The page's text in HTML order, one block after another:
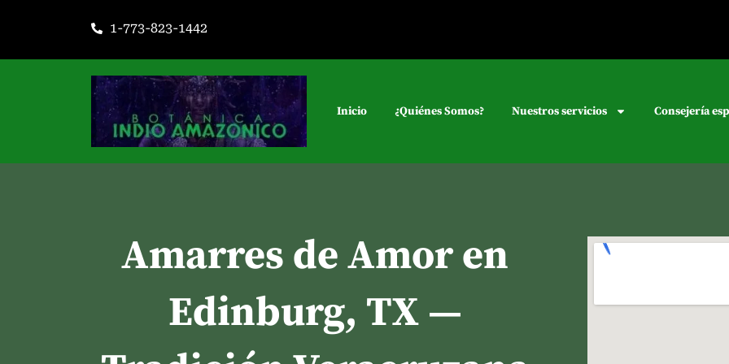
contenido
1-773-823-1442
Inicio ¿Quiénes Somos? Nuestros servicios Consejería
Amarres de Amor en
Edinburg, TX —